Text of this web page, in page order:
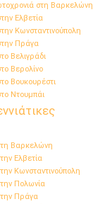
στη Βαρκελώνη
Ελβετία
Κωνσταντινούπολη
Πράγα
Βελιγράδι
Βερολίνο
Βουκουρέστι
Ντουμπάι
Βαρκελώνη
Ελβετία
Κωνσταντινούπολη
Πολωνία
Πράγα